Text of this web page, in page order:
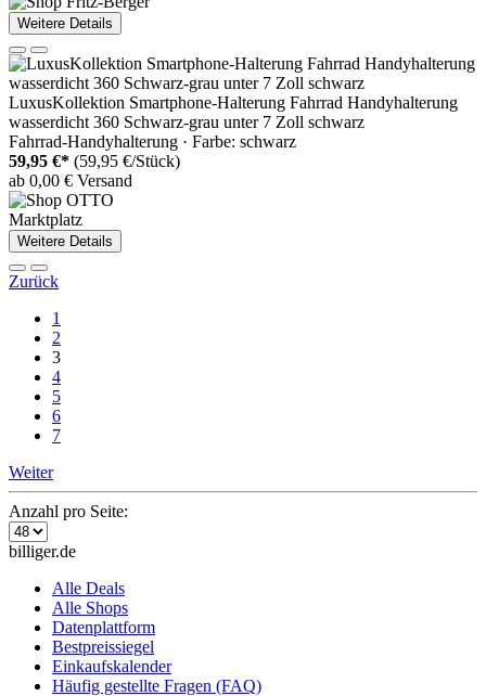
Weitere Details
LuxusKollektion Smartphone-Halterung Fahrrad Handyhalterung
wasserdicht 360 Schwarz-grau unter 7 Zoll schwarz
Fahrrad-Handyhalterung · Farbe: schwarz
59,95 €* (59,95 €/Stück)
ab 0,00 € Versand
Marktplatz
Weitere Details
Zurück
1
2
3
4
5
6
7
Weiter
Anzahl pro Seite:
billiger.de
Alle Deals
Alle Shops
Datenplattform
Bestpreissiegel
Einkaufskalender
Häufig gestellte Fragen (FAQ)